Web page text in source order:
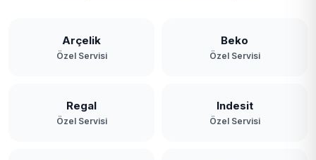
Yassıören
Yeniköy
Arçelik
Özel Servisi
Beko
Özel Servisi
Regal
Özel Servisi
Indesit
Özel Servisi